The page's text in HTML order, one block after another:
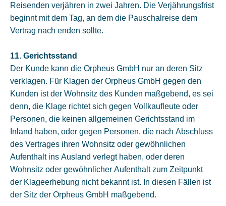
Reisenden verjähren in zwei Jahren. Die Verjährungsfrist
beginnt mit dem Tag, an dem die Pauschalreise dem
Vertrag nach enden sollte.
11. Gerichtsstand
Der Kunde kann die Orpheus GmbH nur an deren Sitz
verklagen. Für Klagen der Orpheus GmbH gegen den
Kunden ist der Wohnsitz des Kunden maßgebend, es sei
denn, die Klage richtet sich gegen Vollkaufleute oder
Personen, die keinen allgemeinen Gerichtsstand im
Inland haben, oder gegen Personen, die nach Abschluss
des Vertrages ihren Wohnsitz oder gewöhnlichen
Aufenthalt ins Ausland verlegt haben, oder deren
Wohnsitz oder gewöhnlicher Aufenthalt zum Zeitpunkt
der Klageerhebung nicht bekannt ist. In diesen Fällen ist
der Sitz der Orpheus GmbH maßgebend.